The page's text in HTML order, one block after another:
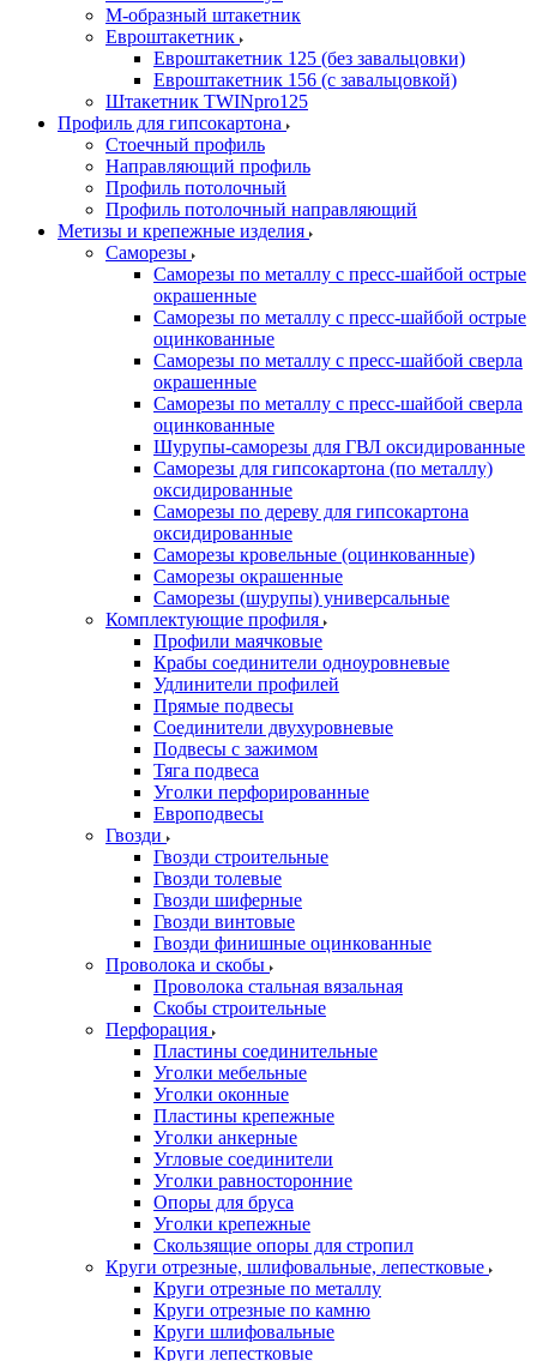
М-образный штакетник
Евроштакетник
Евроштакетник 125 (без завальцовки)
Евроштакетник 156 (с завальцовкой)
Штакетник TWINpro125
Профиль для гипсокартона
Стоечный профиль
Направляющий профиль
Профиль потолочный
Профиль потолочный направляющий
Метизы и крепежные изделия
Саморезы
Саморезы по металлу с пресс-шайбой острые
окрашенные
Саморезы по металлу с пресс-шайбой острые
оцинкованные
Саморезы по металлу с пресс-шайбой сверла
окрашенные
Саморезы по металлу с пресс-шайбой сверла
оцинкованные
Шурупы-саморезы для ГВЛ оксидированные
Саморезы для гипсокартона (по металлу)
оксидированные
Саморезы по дереву для гипсокартона
оксидированные
Саморезы кровельные (оцинкованные)
Саморезы окрашенные
Саморезы (шурупы) универсальные
Комплектующие профиля
Профили маячковые
Крабы соединители одноуровневые
Удлинители профилей
Прямые подвесы
Соединители двухуровневые
Подвесы с зажимом
Тяга подвеса
Уголки перфорированные
Европодвесы
Гвозди
Гвозди строительные
Гвозди толевые
Гвозди шиферные
Гвозди винтовые
Гвозди финишные оцинкованные
Проволока и скобы
Проволока стальная вязальная
Скобы строительные
Перфорация
Пластины соединительные
Уголки мебельные
Уголки оконные
Пластины крепежные
Уголки анкерные
Угловые соединители
Уголки равносторонние
Опоры для бруса
Уголки крепежные
Скользящие опоры для стропил
Круги отрезные, шлифовальные, лепестковые
Круги отрезные по металлу
Круги отрезные по камню
Круги шлифовальные
Круги лепестковые